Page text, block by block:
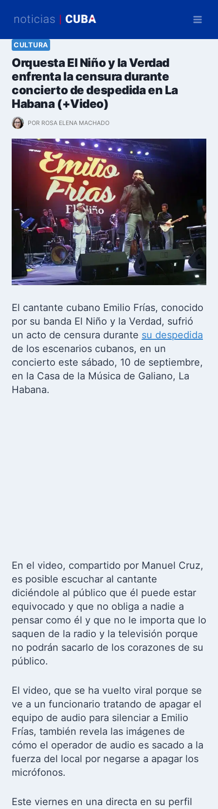
CULTURA
Orquesta El Niño y la Verdad
enfrenta la censura durante
concierto de despedida en La
Habana (+Video)
POR ROSA ELENA MACHADO
El cantante cubano Emilio Frías, conocido
por su banda El Niño y la Verdad, sufrió
un acto de censura durante su despedida
de los escenarios cubanos, en un
concierto este sábado, 10 de septiembre,
en la Casa de la Música de Galiano, La
Habana.
En el video, compartido por Manuel Cruz,
es posible escuchar al cantante
diciéndole al público que él puede estar
equivocado y que no obliga a nadie a
pensar como él y que no le importa que lo
saquen de la radio y la televisión porque
no podrán sacarlo de los corazones de su
público.
El video, que se ha vuelto viral porque se
ve a un funcionario tratando de apagar el
equipo de audio para silenciar a Emilio
Frías, también revela las imágenes de
cómo el operador de audio es sacado a la
fuerza del local por negarse a apagar los
micrófonos.
Este viernes en una directa en su perfil